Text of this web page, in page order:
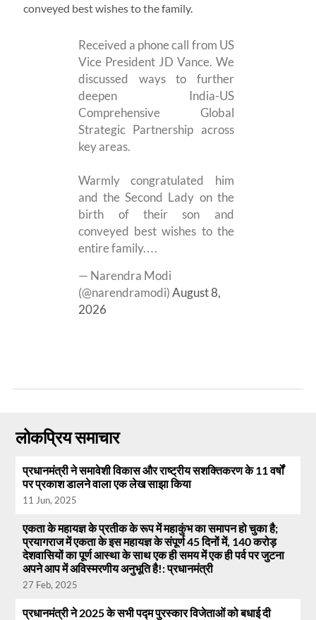
conveyed best wishes to the family.
Received a phone call from US
Vice President JD Vance. We
discussed ways to further
deepen India-US
Comprehensive Global
Strategic Partnership across
key areas.
Warmly congratulated him
and the Second Lady on the
birth of their son and
conveyed best wishes to the
entire family.…
— Narendra Modi
(@narendramodi)August 8,
2026
लोकप्रिय समाचार
प्रधानमंत्री ने समावेशी विकास और राष्ट्रीय सशक्तिकरण के 11 वर्षों
पर प्रकाश डालने वाला एक लेख साझा किया
11 Jun, 2025
एकता के महायज्ञ के प्रतीक के रूप में महाकुंभ का समापन हो चुका है;
प्रयागराज में एकता के इस महायज्ञ के संपूर्ण 45 दिनों में, 140 करोड़
देशवासियों का पूर्ण आस्था के साथ एक ही समय में एक ही पर्व पर जुटना
अपने आप में अविस्मरणीय अनुभूति है!: प्रधानमंत्री
27 Feb, 2025
प्रधानमंत्री ने 2025 के सभी पद्म पुरस्कार विजेताओं को बधाई दी